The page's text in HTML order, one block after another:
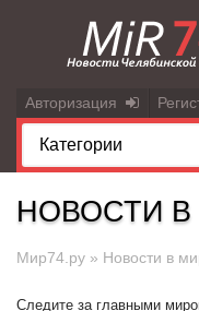
Авторизация
НОВОСТИ
Мир74.ру » Новости в
Следите за главными